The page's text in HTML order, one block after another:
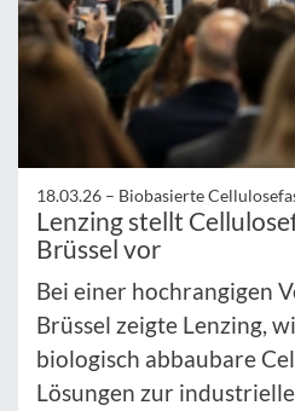
18.03.26 – Biobasierte
Lenzing stellt
Brüssel vor
Bei einer hochrangigen
Brüssel zeigte Lenzing,
biologisch abbaubare
Lösungen zur